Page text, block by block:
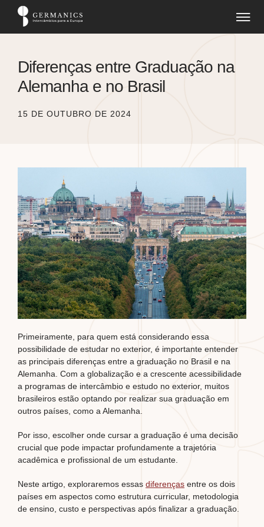
Diferenças entre Graduação na
Alemanha e no Brasil
15 DE OUTUBRO DE 2024
Primeiramente, para quem está considerando essa
possibilidade de estudar no exterior, é importante entender
as principais diferenças entre a graduação no Brasil e na
Alemanha. Com a globalização e a crescente acessibilidade
a programas de intercâmbio e estudo no exterior, muitos
brasileiros estão optando por realizar sua graduação em
outros países, como a Alemanha.
Por isso, escolher onde cursar a graduação é uma decisão
crucial que pode impactar profundamente a trajetória
acadêmica e profissional de um estudante.
Neste artigo, exploraremos essas diferenças entre os dois
países em aspectos como estrutura curricular, metodologia
de ensino, custo e perspectivas após finalizar a graduação.